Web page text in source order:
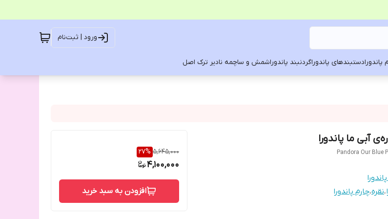
ورود | ثبت‌نام
پاندورادستبندهای پاندوراگردنبند پاندوراشمش و ساچمه نادیر ترک اصل
آبی ما پاندورا
Pandora Our Blue
،نقره،چارم پاندورا
5,645,000
27%
4,100,000
افزودن به سبد خرید